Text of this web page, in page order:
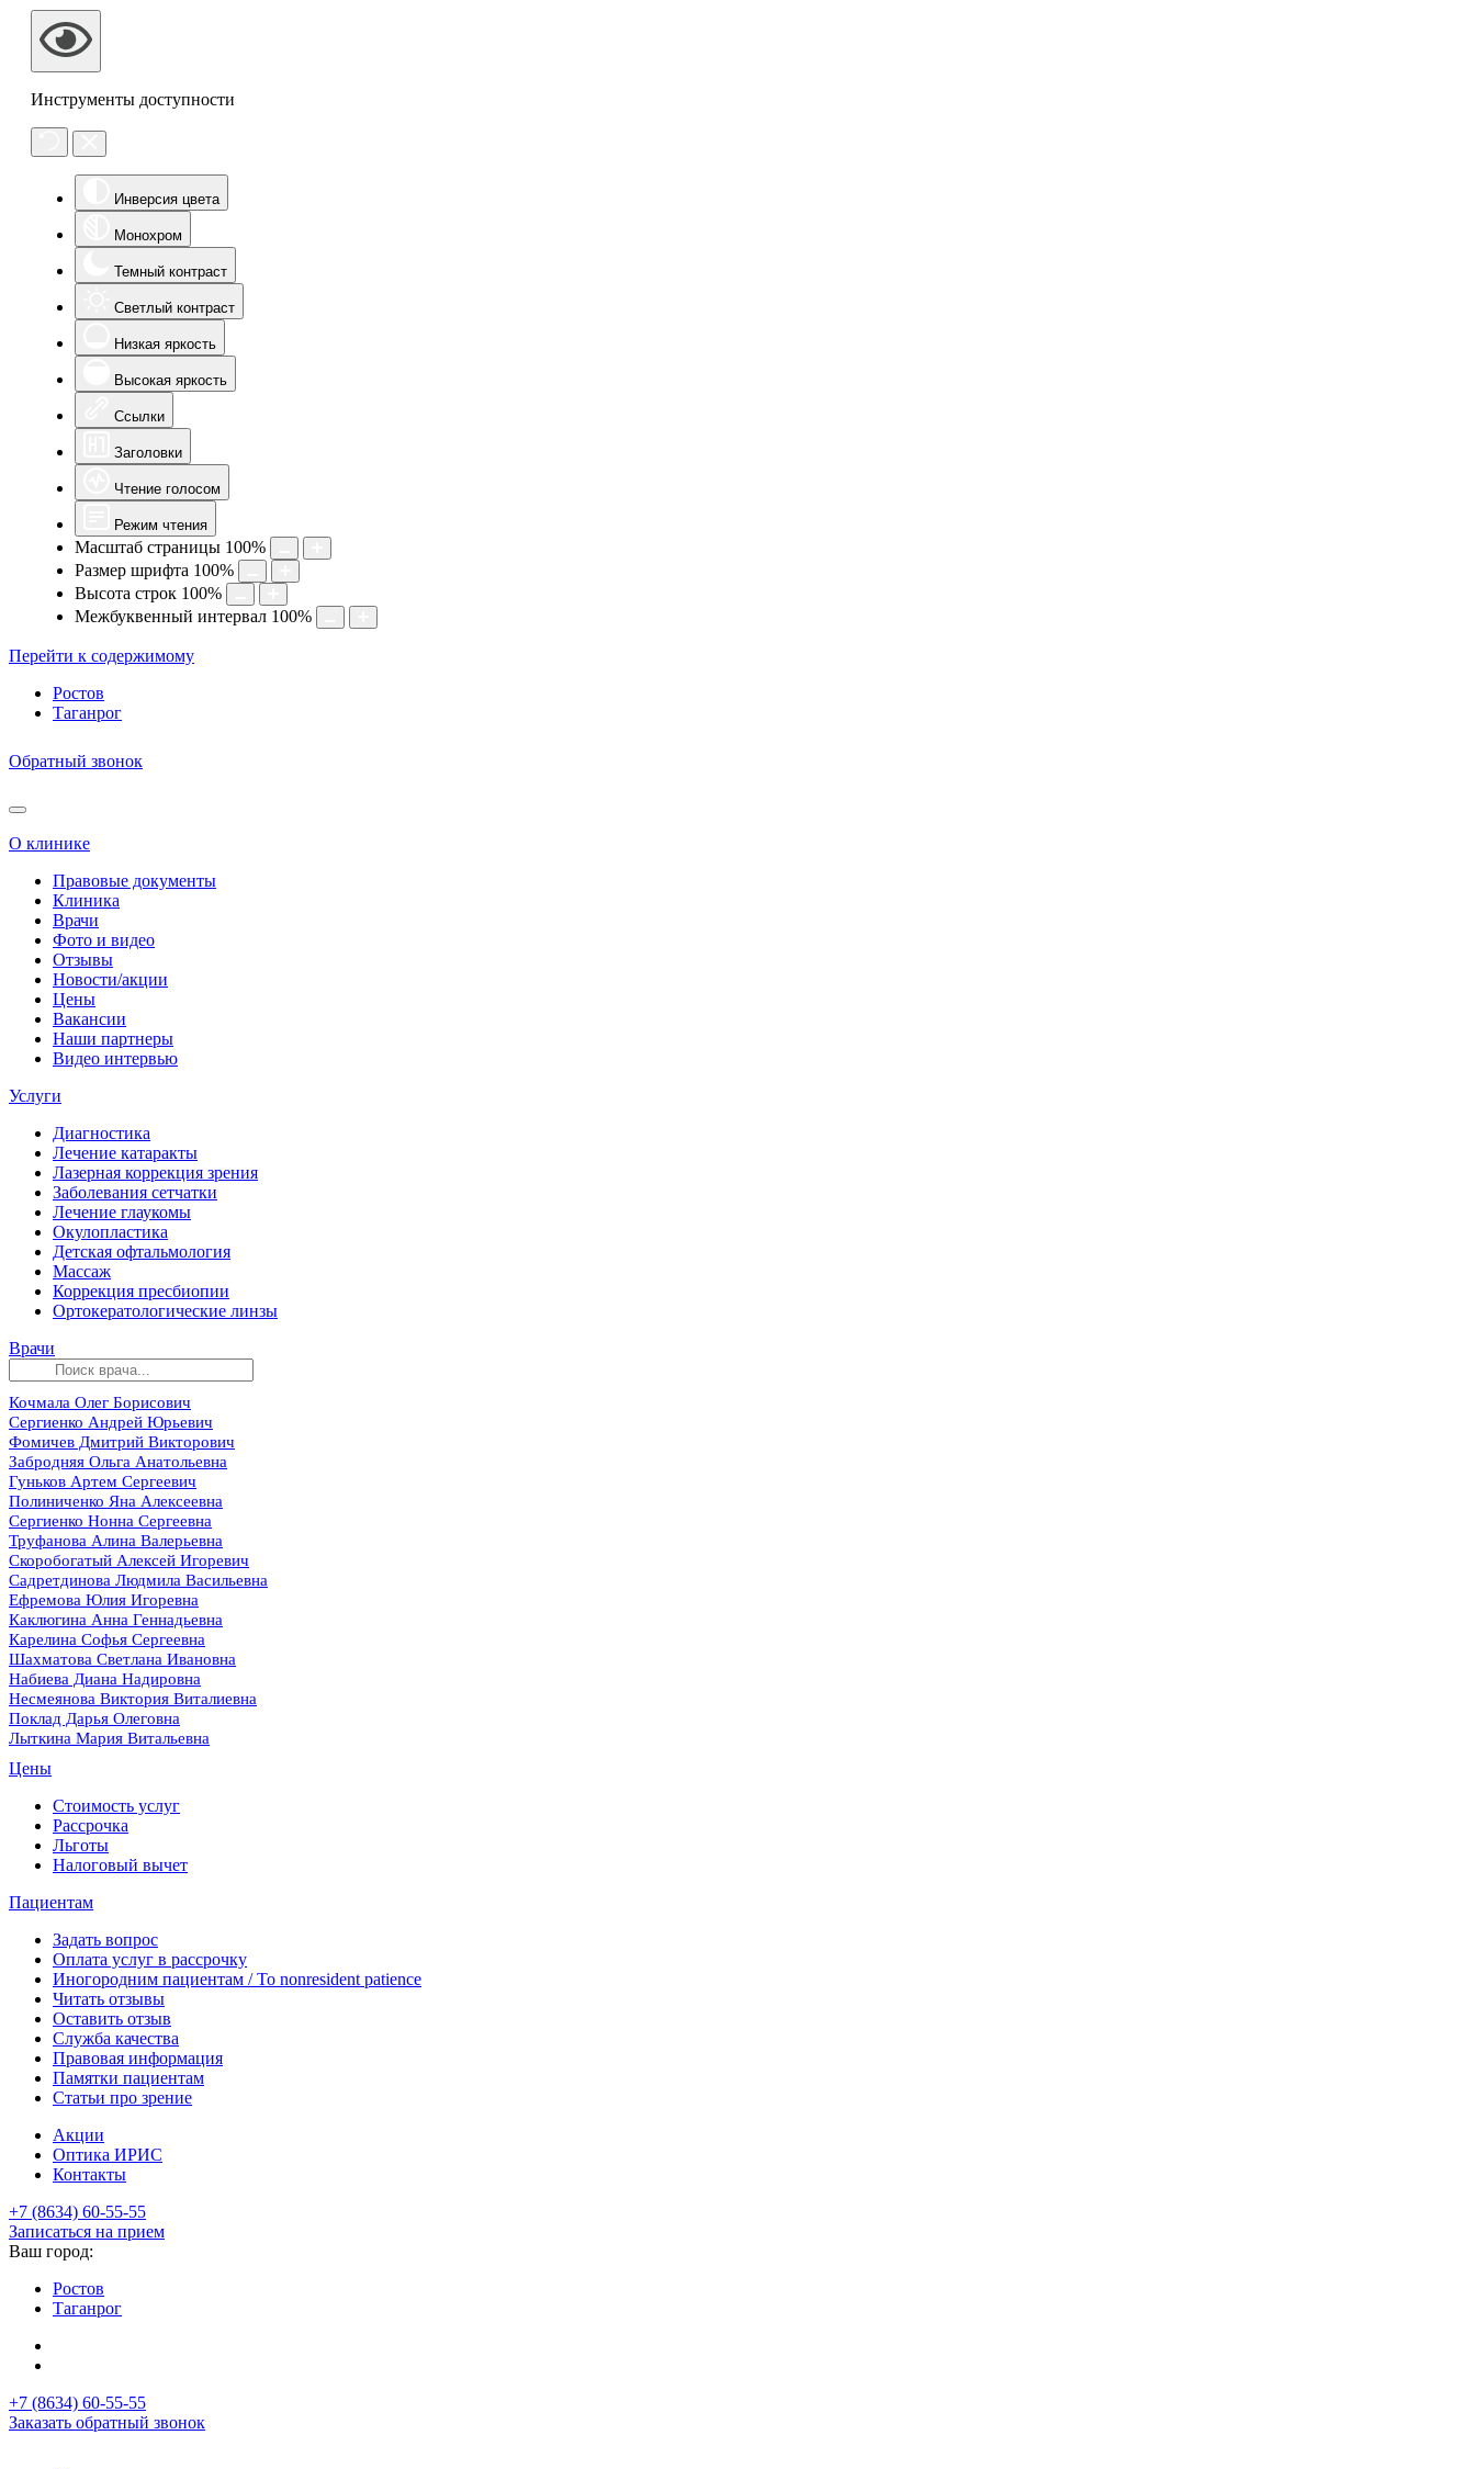
Инструменты доступности
Инверсия цвета
Монохром
Темный контраст
Светлый контраст
Низкая яркость
Высокая яркость
Ссылки
Заголовки
Чтение голосом
Режим чтения
Масштаб страницы 100%
Размер шрифта 100%
Высота строк 100%
Межбуквенный интервал 100%
Перейти к содержимому
Ростов
Таганрог
Обратный звонок
О клинике
Правовые документы
Клиника
Врачи
Фото и видео
Отзывы
Новости/акции
Цены
Вакансии
Наши партнеры
Видео интервью
Услуги
Диагностика
Лечение катаракты
Лазерная коррекция зрения
Заболевания сетчатки
Лечение глаукомы
Окулопластика
Детская офтальмология
Массаж
Коррекция пресбиопии
Ортокератологические линзы
Врачи
Кочмала Олег Борисович
Сергиенко Андрей Юрьевич
Фомичев Дмитрий Викторович
Забродняя Ольга Анатольевна
Гуньков Артем Сергеевич
Полиниченко Яна Алексеевна
Сергиенко Нонна Сергеевна
Труфанова Алина Валерьевна
Скоробогатый Алексей Игоревич
Садретдинова Людмила Васильевна
Ефремова Юлия Игоревна
Каклюгина Анна Геннадьевна
Карелина Софья Сергеевна
Шахматова Светлана Ивановна
Набиева Диана Надировна
Несмеянова Виктория Виталиевна
Поклад Дарья Олеговна
Лыткина Мария Витальевна
Цены
Стоимость услуг
Рассрочка
Льготы
Налоговый вычет
Пациентам
Задать вопрос
Оплата услуг в рассрочку
Иногородним пациентам / To nonresident patience
Читать отзывы
Оставить отзыв
Служба качества
Правовая информация
Памятки пациентам
Статьи про зрение
Акции
Оптика ИРИС
Контакты
+7 (8634) 60-55-55
Записаться на прием
Ваш город:
Ростов
Таганрог
+7 (8634) 60-55-55
Заказать обратный звонок